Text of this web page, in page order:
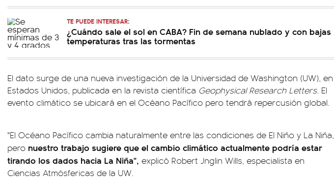
TE PUEDE INTERESAR:
¿Cuándo sale el sol en CABA? Fin de semana nublado y con bajas
temperaturas tras las tormentas
El dato surge de una nueva investigación de la Universidad de Washington (UW), en
Estados Unidos, publicada en la revista científica Geophysical Research Letters. El
evento climático se ubicará en el Océano Pacífico pero tendrá repercusión global.
"El Océano Pacífico cambia naturalmente entre las condiciones de El Niño y La Niña,
pero nuestro trabajo sugiere que el cambio climático actualmente podría estar
tirando los dados hacia La Niña", explicó Robert Jnglin Wills, especialista en
Ciencias Atmósfericas de la UW.